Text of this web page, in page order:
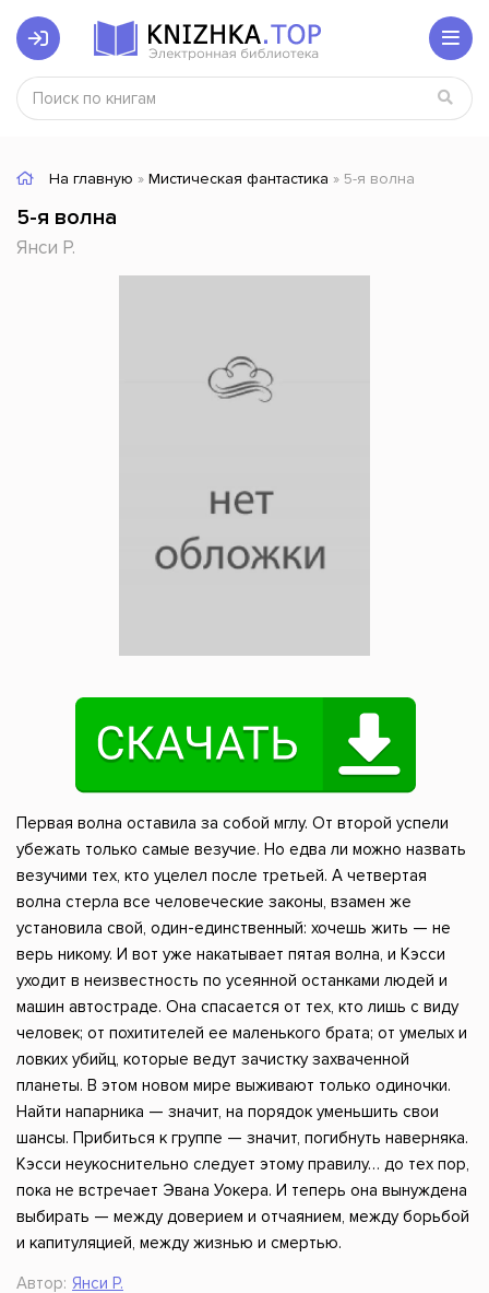
На главную » Мистическая фантастика » 5-я волна
5-я волна
Янси Р.
Первая волна оставила за собой мглу. От второй успели
убежать только самые везучие. Но едва ли можно назвать
везучими тех, кто уцелел после третьей. А четвертая
волна стерла все человеческие законы, взамен же
установила свой, один-единственный: хочешь жить — не
верь никому. И вот уже накатывает пятая волна, и Кэсси
уходит в неизвестность по усеянной останками людей и
машин автостраде. Она спасается от тех, кто лишь с виду
человек; от похитителей ее маленького брата; от умелых и
ловких убийц, которые ведут зачистку захваченной
планеты. В этом новом мире выживают только одиночки.
Найти напарника — значит, на порядок уменьшить свои
шансы. Прибиться к группе — значит, погибнуть наверняка.
Кэсси неукоснительно следует этому правилу… до тех пор,
пока не встречает Эвана Уокера. И теперь она вынуждена
выбирать — между доверием и отчаянием, между борьбой
и капитуляцией, между жизнью и смертью.
Автор: Янси Р.